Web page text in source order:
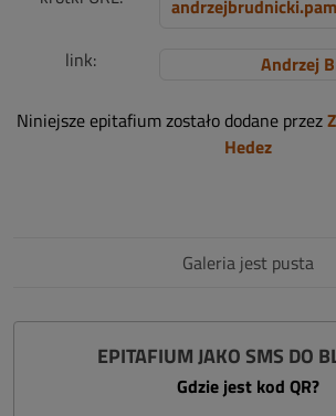
link:
Andrzej
Niniejsze epitafium zostało dodane przez
Hedez
Galeria jest pusta
EPITAFIUM JAKO SMS DO
Gdzie jest kod QR?